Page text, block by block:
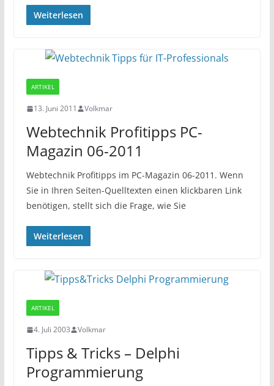
Weiterlesen
ARTIKEL
13. Juni 2011 Volkmar
Webtechnik Profitipps PC-
Magazin 06-2011
Webtechnik Profitipps im PC-Magazin 06-2011. Wenn
Sie in Ihren Seiten-Quelltexten einen klickbaren Link
benötigen, stellt sich die Frage, wie Sie
Weiterlesen
ARTIKEL
4. Juli 2003 Volkmar
Tipps & Tricks – Delphi
Programmierung